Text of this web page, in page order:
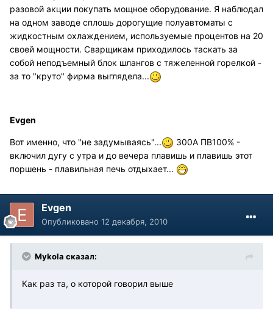
разовой акции покупать мощное оборудование. Я наблюдал
на одном заводе сплошь дорогущие полуавтоматы с
жидкостным охлаждением, используемые процентов на 20
своей мощности. Сварщикам приходилось таскать за
собой неподъемный блок шлангов с тяжеленной горелкой -
за то "круто" фирма выглядела...
Evgen
Вот именно, что "не задумываясь"...
300А ПВ100% -
включил дугу с утра и до вечера плавишь и плавишь этот
поршень - плавильная печь отдыхает...
Evgen
Опубликовано 12 декабря, 2010
Mykola сказал:
Как раз та, о которой говорил выше